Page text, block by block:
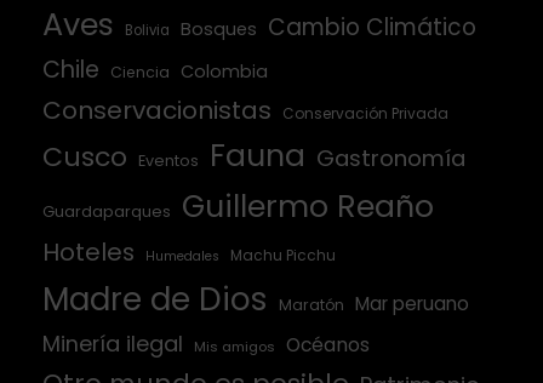
Aves Bolivia Bosques Cambio Climático
Chile
Ciencia Colombia
Conservacionistas Conservación Privada
Cusco Eventos Fauna Gastronomía
Guardaparques Guillermo Reaño
Hoteles Humedales Machu Picchu
Madre de Dios Maratón Mar peruano
Minería ilegal Mis amigos Océanos